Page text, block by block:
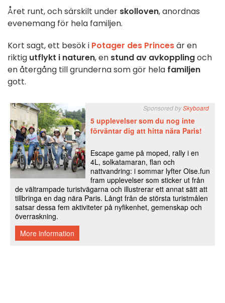
Året runt, och särskilt under skolloven, anordnas
evenemang för hela familjen.
Kort sagt, ett besök i Potager des Princesär en
riktig utflykt i naturen, en stund av avkopplingoch
en återgång till grunderna som gör hela familjen
gott.